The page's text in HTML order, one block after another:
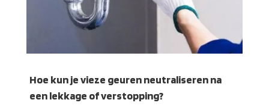
Hoe kun je vieze geuren neutraliseren na
een lekkage of verstopping?